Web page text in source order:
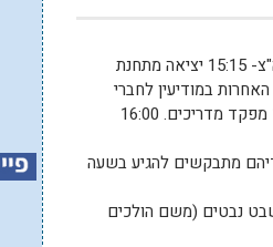
סניף רעות-מודיעין: ערב שבת- פעולה לחברי חבריא ב' בשעה 21:00 בסניף. שבת אחה"צ- 15:15 יציאה מתחנת
15:30 יציאה מתחנות האיסוף האחרות במודיעין לחברי
שבט נבטים. 15:30 שיעור בסניף לחברי שבטים נבטים עד מעלות (בנים ובנות). 15:45 מפקד מדריכים. 16:00
מתבקשים להגיע בשעה
נבטים (משם הולכים